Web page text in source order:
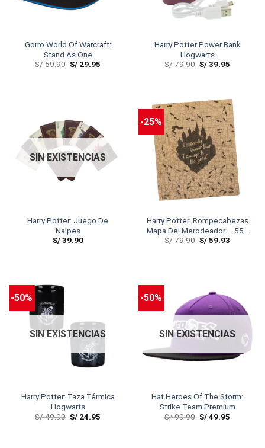
Gorro World Of Warcraft:
Stand As One
S/59.90 S/ 29.95
Harry Potter Power Bank
Hogwarts
S/79.90 S/39.95
SIN EXISTENCIAS
Harry Potter: Juego De
Naipes
S/39.90
-25%
Harry Potter: Rompecabezas
Mapa Del Merodeador – 550
PCS
S/79.90 S/59.93
-50%
SIN EXISTENCIAS
Harry Potter: Taza Térmica
Hogwarts
S/49.90 S/ 24.95
-50%
SIN EXISTENCIAS
Hat Heroes Of The Storm:
Strike Team Premium
S/99.90 S/49.95